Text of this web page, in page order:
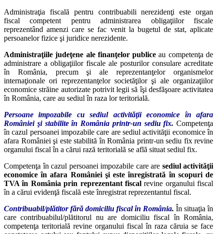
Administraţia fiscală pentru contribuabili nerezidenţi este organ
fiscal competent pentru administrarea obligaţiilor fiscale
reprezentând amenzi care se fac venit la bugetul de stat, aplicate
persoanelor fizice şi juridice nerezidente.
Administraţiile judeţene ale finanţelor publice au competenţa de
administrare a obligaţiilor fiscale ale posturilor consulare acreditate
în România, precum şi ale reprezentanţelor organismelor
internaţionale ori reprezentanţelor societăţilor şi ale organizaţiilor
economice străine autorizate potrivit legii să îşi desfăşoare activitatea
în România, care au sediul în raza lor teritorială.
Persoane impozabile cu sediul activităţii economice în afara
României şi stabilite în România printr-un sediu fix. Competenţa
în cazul persoanei impozabile care are sediul activităţii economice în
afara României şi este stabilită în România printr-un sediu fix revine
organului fiscal în a cărui rază teritorială se află situat sediul fix.
Competenţa în cazul persoanei impozabile care are sediul activităţii
economice în afara României şi este înregistrată în scopuri de
TVA în România prin reprezentant fiscalrevine organului fiscal
în a cărui evidenţă fiscală este înregistrat reprezentantul fiscal.
Contribuabil/plătitor fără domiciliu fiscal în România. În situaţia în
care contribuabilul/plătitorul nu are domiciliu fiscal în România,
competenţa teritorială revine organului fiscal în raza căruia se face